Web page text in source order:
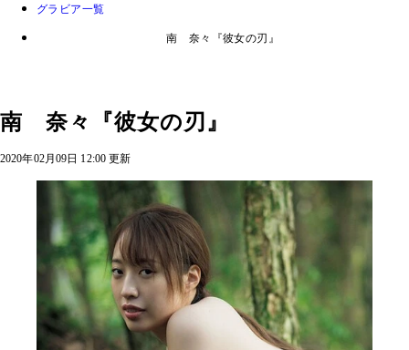
グラビア一覧
南 奈々『彼女の刃』
南 奈々『彼女の刃』
2020年02月09日 12:00 更新